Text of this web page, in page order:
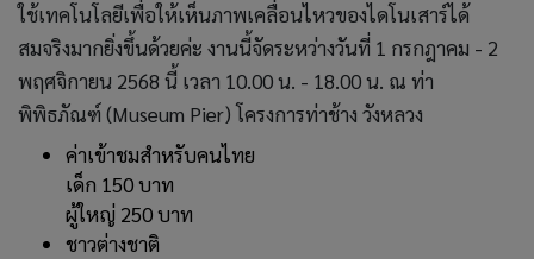
ใช้เทคโนโลยีเพื่อให้เห็นภาพเคลื่อนไหวของไดโนเสาร์ได้
สมจริงมากยิ่งขึ้นด้วยค่ะ งานนี้จัดระหว่างวันที่ 1 กรกฎาคม - 2
พฤศจิกายน 2568 นี้ เวลา 10.00 น. - 18.00 น. ณ ท่า
พิพิธภัณฑ์ (Museum Pier) โครงการท่าช้าง วังหลวง
ค่าเข้าชมสำหรับคนไทย
เด็ก 150 บาท
ผู้ใหญ่ 250 บาท
ชาวต่างชาติ